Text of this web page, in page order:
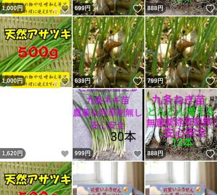
1,000円 いいね！
699円 いいね！
888円
1,000円 いいね！
639円 いいね！
799円
1,620 円 いいね！
999円 いいね！
888円